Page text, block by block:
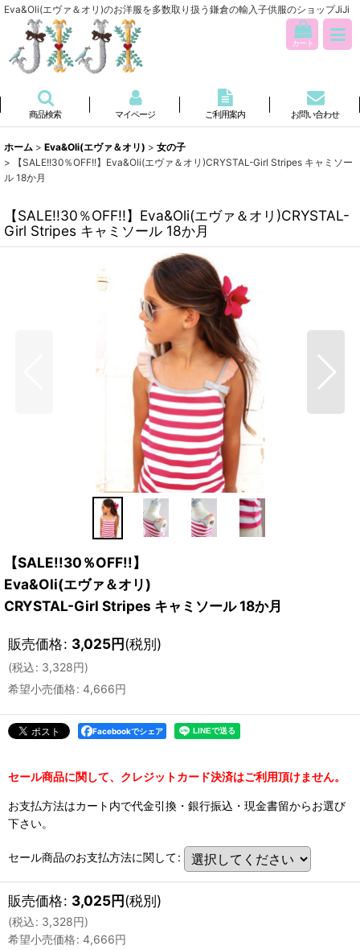
Eva&Oli(エヴァ＆オリ)のお洋服を多数取り扱う鎌倉の輸入子供服のショップJiJi
カート
商品検索 マイページ ご利用案内 お問い合わせ
ホーム > Eva&Oli(エヴァ＆オリ) > 女の子
>
【SALE!!30％OFF!!】Eva&Oli(エヴァ＆オリ)CRYSTAL-Girl Stripes キャミソー
ル 18か月
【SALE!!30％OFF!!】Eva&Oli(エヴァ＆オリ)CRYSTAL-
Girl Stripes キャミソール 18か月
【SALE!!30％OFF!!】
Eva&Oli(エヴァ＆オリ)
CRYSTAL-Girl Stripes キャミソール 18か月
販売価格: 3,025円(税別)
(税込: 3,328円)
希望小売価格: 4,666円
Facebookでシェア
セール商品に関して、クレジットカード決済はご利用頂けません。
お支払方法はカート内で代金引換・銀行振込・現金書留からお選び
下さい。
セール商品のお支払方法に関して:
販売価格: 3,025円(税別)
(税込: 3,328円)
希望小売価格: 4,666円